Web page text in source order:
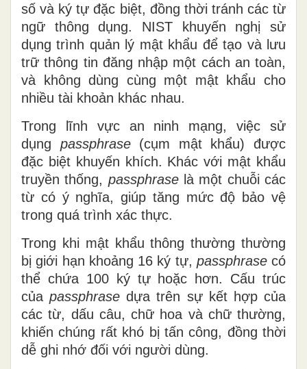
số và ký tự đặc biệt, đồng thời tránh các từ
ngữ thông dụng. NIST khuyến nghị sử
dụng trình quản lý mật khẩu để tạo và lưu
trữ thông tin đăng nhập một cách an toàn,
và không dùng cùng một mật khẩu cho
nhiều tài khoản khác nhau.
Trong lĩnh vực an ninh mạng, việc sử
dụng passphrase(cụm mật khẩu) được
đặc biệt khuyến khích. Khác với mật khẩu
truyền thống, passphraselà một chuỗi các
từ có ý nghĩa, giúp tăng mức độ bảo vệ
trong quá trình xác thực.
Trong khi mật khẩu thông thường thường
bị giới hạn khoảng 16 ký tự, passphrasecó
thể chứa 100 ký tự hoặc hơn. Cấu trúc
củapassphrase dựa trên sự kết hợp của
các từ, dấu câu, chữ hoa và chữ thường,
khiến chúng rất khó bị tấn công, đồng thời
dễ ghi nhớ đối với người dùng.